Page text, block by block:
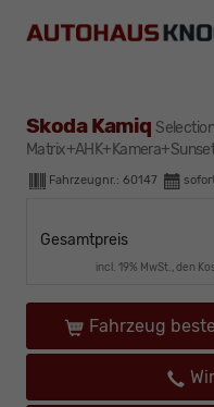
Skoda Kamiq
Fahrzeugnr.: 60147
Gesamtpreis
incl. 19% MwSt., den
Fahrzeug